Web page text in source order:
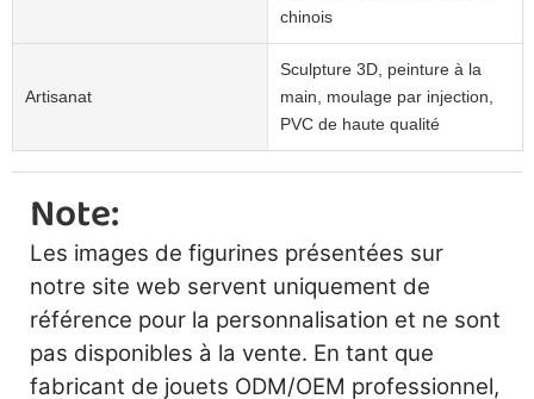
chinois
Artisanat
Sculpture 3D, peinture à la
main, moulage par injection,
PVC de haute qualité
Note:
Les images de figurines présentées sur
notre site web servent uniquement de
référence pour la personnalisation et ne sont
pas disponibles à la vente. En tant que
fabricant de jouets ODM/OEM professionnel,